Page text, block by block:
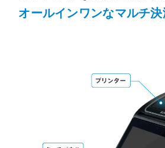
オールインワンなマルチ